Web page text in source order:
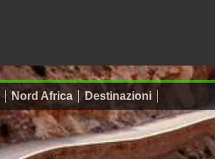
Nord Africa Destinazioni